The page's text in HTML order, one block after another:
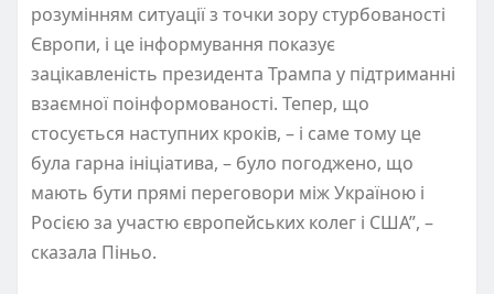
розумінням ситуації з точки зору стурбованості
Європи, і це інформування показує
зацікавленість президента Трампа у підтриманні
взаємної поінформованості. Тепер, що
стосується наступних кроків, – і саме тому це
була гарна ініціатива, – було погоджено, що
мають бути прямі переговори між Україною і
Росією за участю європейських колег і США”, –
сказала Піньо.